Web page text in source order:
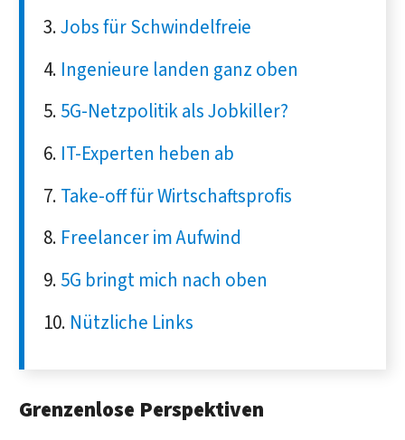
Jobs für Schwindelfreie
Ingenieure landen ganz oben
5G-Netzpolitik als Jobkiller?
IT-Experten heben ab
Take-off für Wirtschaftsprofis
Freelancer im Aufwind
5G bringt mich nach oben
Nützliche Links
Grenzenlose Perspektiven